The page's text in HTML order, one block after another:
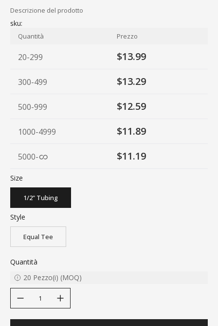
Descrizione del prodotto
sku:
Quantità Prezzo
20-299 $13.99
300-499 $13.29
500-999 $12.59
1000-4999 $11.89
5000- $11.19
Size
1/2" Tubing
Style
Equal Tee
Quantità
20 Pezzo(i) (MOQ)